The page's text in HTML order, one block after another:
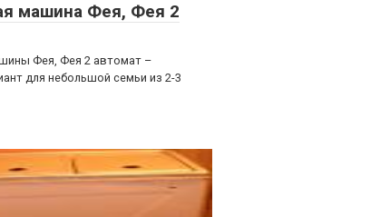
машина Фея, Фея 2
Фея, Фея 2 автомат –
для небольшой семьи из 2-3